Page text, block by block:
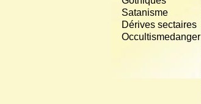
Satanisme
Dérives sectaires
Occultismedanger